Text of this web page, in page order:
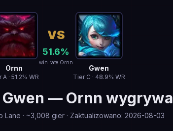
Ornn
A· 51.2% WR
VS
51.6%
win rate Ornn
Gwen
Tier C · 48.9% WR
Gwen — Ornn wygrywa
Lane · ~3,008 gier · Zaktualizowano: 2026-08-03